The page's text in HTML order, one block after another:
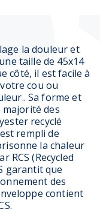
la douleur et
taille de 45x14
côté, il est facile à
cou ou
Sa forme et
des
recyclé
rempli de
la chaleur
RCS (Recycled
garantit que
des
contient